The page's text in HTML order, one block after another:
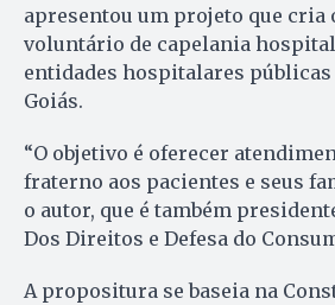
apresentou um projeto que cria
voluntário de capelania
entidades hospitalares públicas
Goiás.
“O objetivo é oferecer
fraterno aos pacientes e seus
o autor, que é também
Dos Direitos e Defesa do
A propositura se baseia na